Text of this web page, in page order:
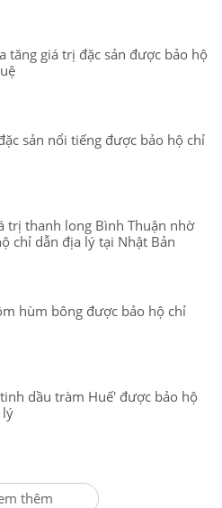
tăng giá trị đặc sản được bảo hộ
sản nổi tiếng được bảo hộ chỉ
trị thanh long Bình Thuận nhờ
chỉ dẫn địa lý tại Nhật Bản
hùm bông được bảo hộ chỉ
dầu tràm Huế' được bảo hộ
lý
thêm